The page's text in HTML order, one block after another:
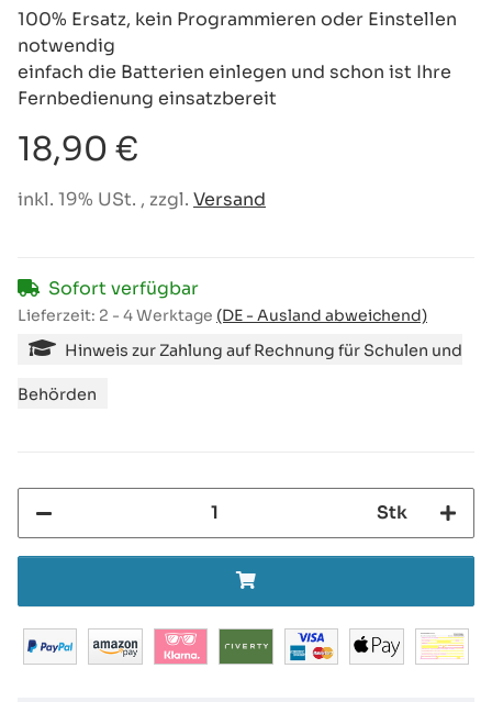
100% Ersatz, kein Programmieren oder Einstellen
notwendig
einfach die Batterien einlegen und schon ist Ihre
Fernbedienung einsatzbereit
18,90 €
inkl. 19% USt. , zzgl. Versand
Sofort verfügbar
Lieferzeit: 2 - 4 Werktage (DE - Ausland abweichend)
Hinweis zur Zahlung auf Rechnung für Schulen und
Behörden
Stk